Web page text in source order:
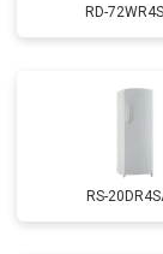
RD-
RS-